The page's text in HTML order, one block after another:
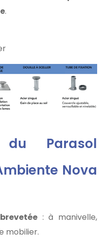
.
Parasol
Nova
: à manivelle,
mobilier.